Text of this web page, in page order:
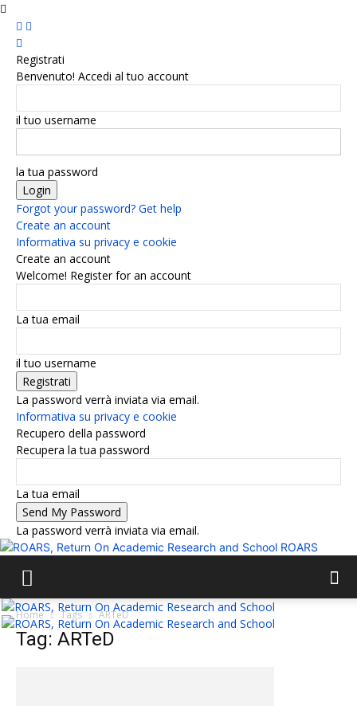
Registrati
Benvenuto! Accedi al tuo account
il tuo username
la tua password
Forgot your password? Get help
Create an account
Informativa su privacy e cookie
Create an account
Welcome! Register for an account
La tua email
il tuo username
La password verrà inviata via email.
Informativa su privacy e cookie
Recupero della password
Recupera la tua password
La tua email
La password verrà inviata via email.
ROARS
Home Tags ARTeD
Tag: ARTeD